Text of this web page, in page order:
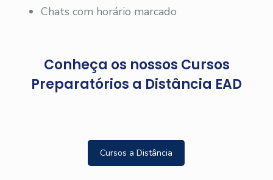
Chats com horário marcado
Conheça os nossos Cursos
Preparatórios a Distância EAD
Cursos a Distância